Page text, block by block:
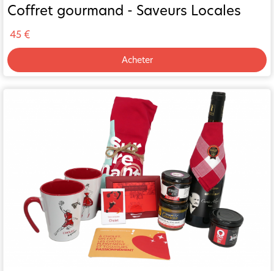
Coffret gourmand - Saveurs Locales
45 €
Acheter